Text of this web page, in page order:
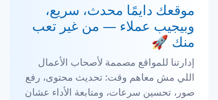
موقعك دايمًا محدث، سريع،
وبيجيب عملاء — من غير تعب
منك 🚀
إدارتنا للمواقع مصممة لأصحاب الأعمال
اللي مش معاهم وقت: تحديث محتوى، رفع
صور، تحسين سرعات، ومتابعة الأداء عشان